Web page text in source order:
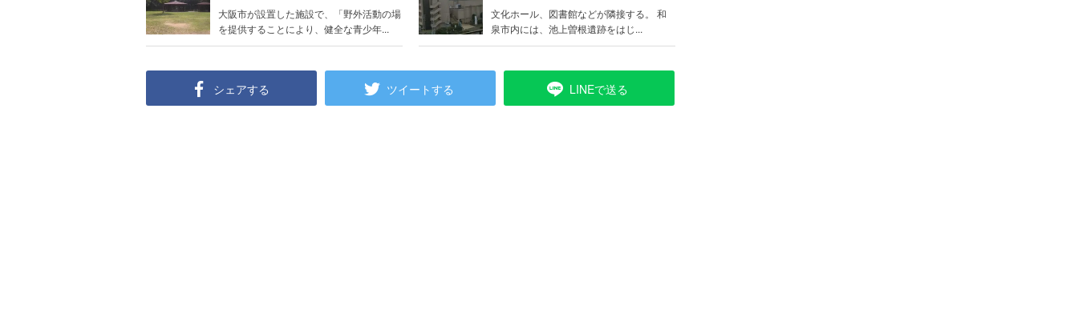
大阪市が設置した施設で、「野外活動の場
を提供することにより、健全な青少年...
文化ホール、図書館などが隣接する。 和
泉市内には、池上曽根遺跡をはじ...
シェアする ツイートする LINEで送る